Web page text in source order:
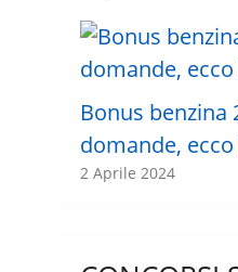
Bonus benzina
domande,
2 Aprile 2024